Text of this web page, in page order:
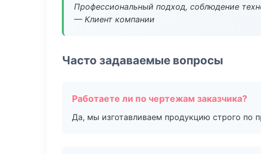
Профессиональный подход, соблюдение
— Клиент компании
Часто задаваемые вопросы
Работаете ли по чертежам заказчика?
Да, мы изготавливаем продукцию строго по